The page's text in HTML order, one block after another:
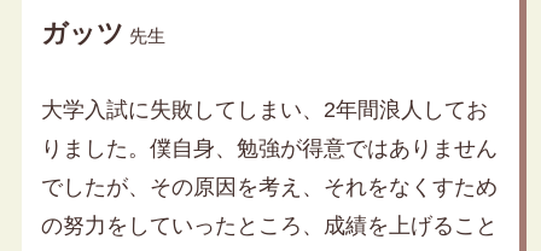
ガッツ 先生
大学入試に失敗してしまい、2年間浪人してお
りました。僕自身、勉強が得意ではありません
でしたが、その原因を考え、それをなくすため
の努力をしていったところ、成績を上げること